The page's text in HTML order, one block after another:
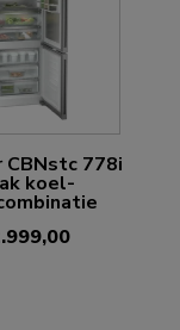
CBNstc 778i
koel-